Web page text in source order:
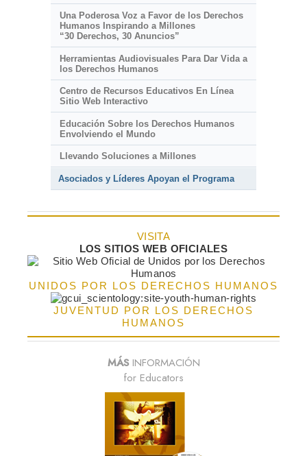
Una Poderosa Voz a Favor de los Derechos
Humanos Inspirando a Millones
“30 Derechos, 30 Anuncios”
Herramientas Audiovisuales Para Dar Vida a
los Derechos Humanos
Centro de Recursos Educativos En Línea
Sitio Web Interactivo
Educación Sobre los Derechos Humanos
Envolviendo el Mundo
Llevando Soluciones a Millones
Asociados y Líderes Apoyan el Programa
VISITA
LOS SITIOS WEB OFICIALES
UNIDOS POR LOS DERECHOS HUMANOS
JUVENTUD POR LOS DERECHOS
HUMANOS
MÁSINFORMACIÓN
for Educators